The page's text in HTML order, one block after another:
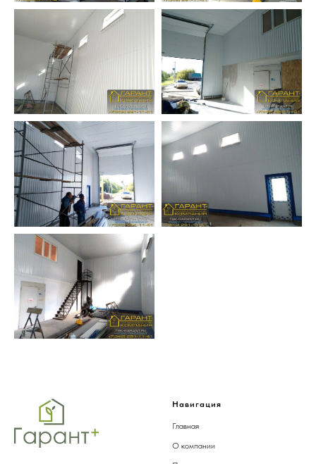
Навигация
Главная
О компании